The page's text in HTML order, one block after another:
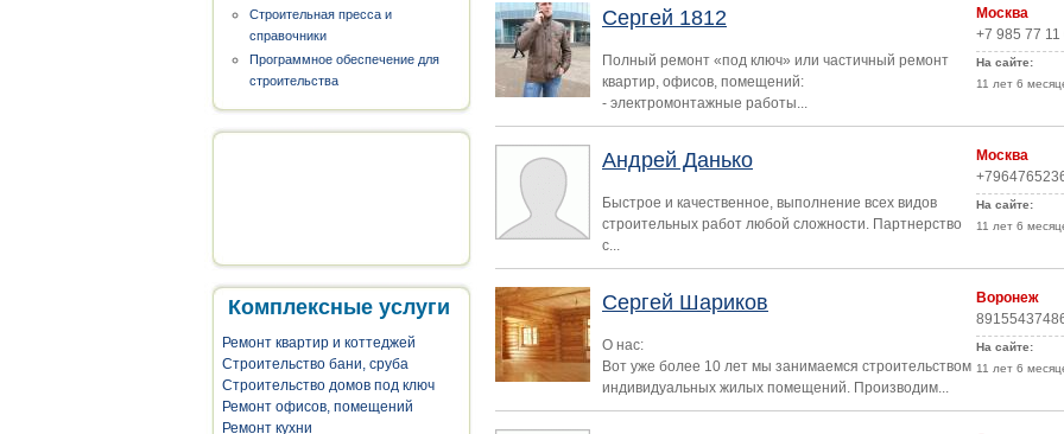
Строительная пресса и
справочники
Программное обеспечение для
строительства
Комплексные услуги
Ремонт квартир и коттеджей
Строительство бани, сруба
Строительство домов под ключ
Ремонт офисов, помещений
Ремонт кухни
Москва
+7 985 77 11
На сайте:
11 лет 6
Сергей 1812
Полный ремонт «под ключ» или частичный ремонт
квартир, офисов, помещений:
- электромонтажные работы...
Москва
На сайте:
11 лет 6
Андрей Данько
Быстрое и качественное, выполнение всех видов
строительных работ любой сложности. Партнерство
с...
Воронеж
На сайте:
11 лет 6
Сергей Шариков
О нас:
Вот уже более 10 лет мы занимаемся строительством
индивидуальных жилых помещений. Производим...